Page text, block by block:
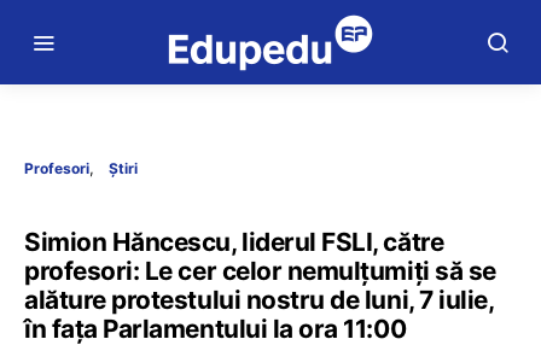
Profesori Știri
Simion Hăncescu, liderul FSLI, către
profesori: Le cer celor nemulțumiți să se
alăture protestului nostru de luni, 7 iulie,
în fața Parlamentului la ora 11:00